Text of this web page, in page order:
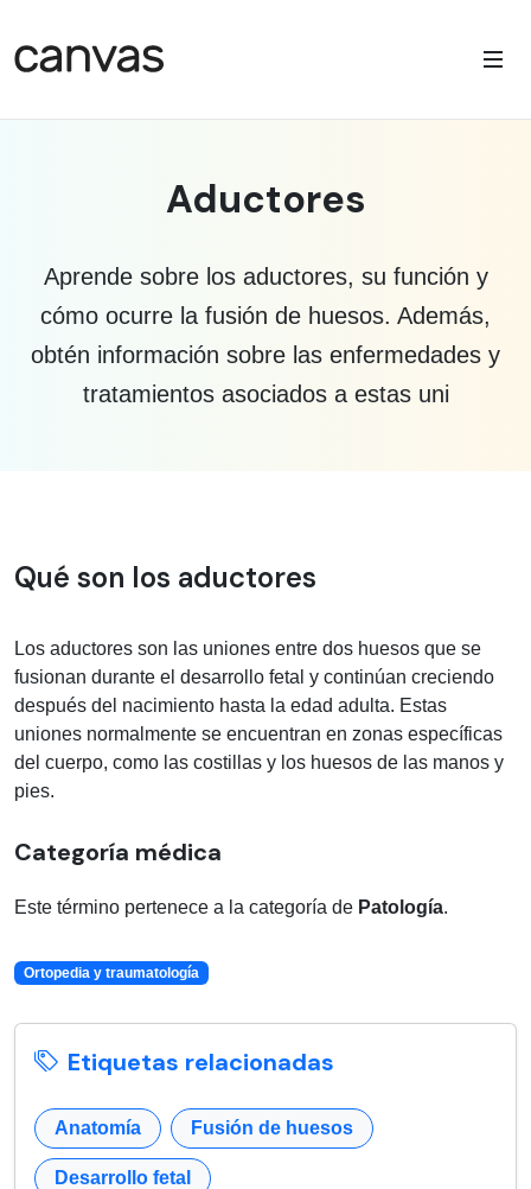
Aductores
Aprende sobre los aductores, su función y
cómo ocurre la fusión de huesos. Además,
obtén información sobre las enfermedades y
tratamientos asociados a estas uni
Información médica sobre aductores
Qué son los aductores
Los aductores son las uniones entre dos huesos que se
fusionan durante el desarrollo fetal y continúan creciendo
después del nacimiento hasta la edad adulta. Estas
uniones normalmente se encuentran en zonas específicas
del cuerpo, como las costillas y los huesos de las manos y
pies.
Categoría médica
Este término pertenece a la categoría de Patología.
Ortopedia y traumatología
Etiquetas relacionadas
Anatomía Fusión de huesos
Desarrollo fetal